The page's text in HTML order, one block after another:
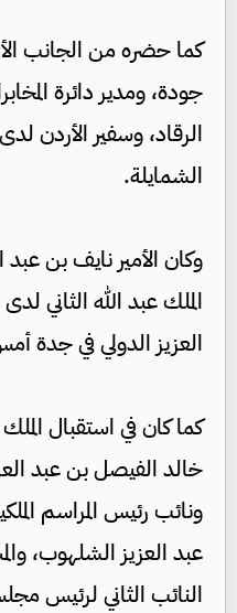
كما حضره من الجانب
جودة، ومدير دائرة
الرقاد، وسفير الأردن
الشمايلة.
وكان الأمير نايف بن
الملك عبد الله الثاني
العزيز الدولي في جدة
كما كان في استقبال
خالد الفيصل بن عبد
ونائب رئيس المراسم
عبد العزيز الشلهوب،
النائب الثاني لرئيس